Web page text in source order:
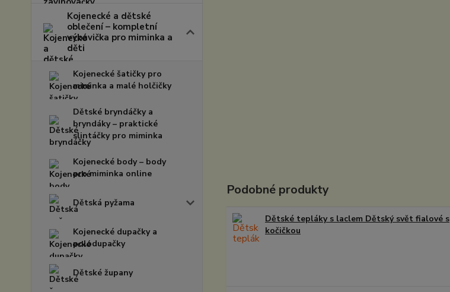
Kojenecké a dětské
oblečení – kompletní
výbavička pro miminka a
děti
Kojenecké šatičky pro
miminka a malé holčičky
Dětské bryndáčky a
bryndáky – praktické
slintáčky pro miminka
Kojenecké body – body
pro miminka online
Dětská pyžama
Kojenecké dupačky a
polodupačky
Dětské župany
Podobné produkty
Dětské tepláky s laclem Dětský svět fialové s
kočičkou